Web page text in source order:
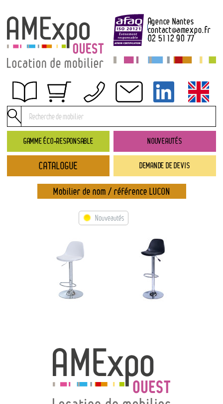
GAMME ÉCO-RESPONSABLE NOUVEAUTÉS
DEMANDE DE DEVIS
Agence Nantes
contact@amexpo.fr
02 51 12 90 77
Obtenir un devis
Conditions générales de location
Conditions de règlement
Contact
Catalogue
→ Nouveautés
→ Gamme éco-responsable
→ Types de mobilier
→ Noms / Références
→ Couleurs
→ Ensembles
Modélisation 2D/3D
CATALOGUE
Mobilier de nom / référence LUCON
Nouveautés